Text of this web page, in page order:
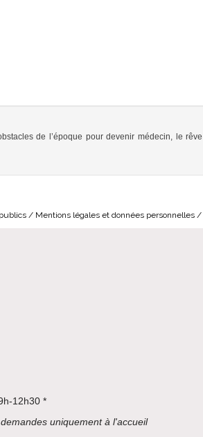
de l’époque pour devenir médecin, le
Mentions légales et données personnelles
12h30 *
uniquement à l'accueil